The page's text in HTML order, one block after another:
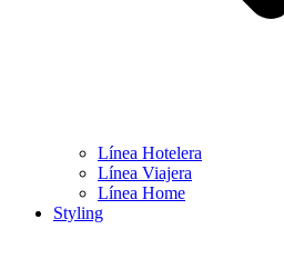
Línea Hotelera
Línea Viajera
Línea Home
Styling